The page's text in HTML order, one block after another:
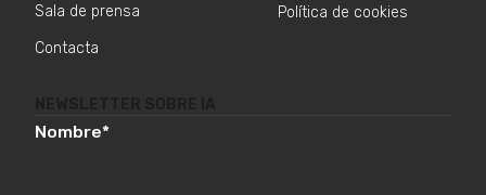
Sala de prensa
Contacta
Política de cookies
Nombre*